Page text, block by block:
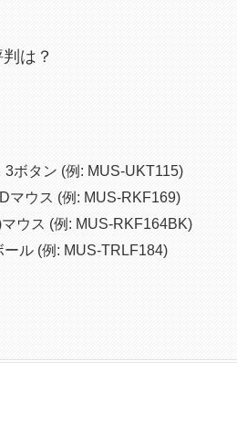
は？
ボタン (例: MUS-UKT115)
マウス (例: MUS-RKF169)
ウス (例: MUS-RKF164BK)
ル (例: MUS-TRLF184)